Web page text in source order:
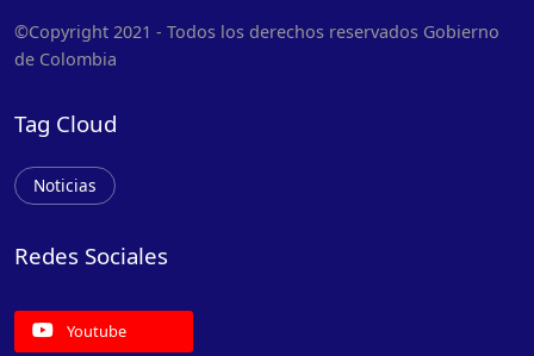
©Copyright 2021 - Todos los derechos reservados Gobierno
de Colombia
Tag Cloud
Noticias
Redes Sociales
Youtube